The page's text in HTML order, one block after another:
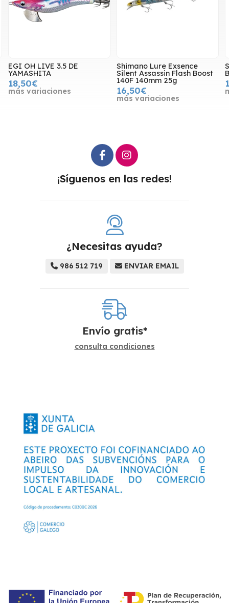
EGI OH LIVE 3.5 DE
YAMASHITA
18,50€
más variaciones
Shimano Lure Exsence
Silent Assassin Flash Boost
140F 140mm 25g
16,50€
más variaciones
¡Síguenos en las redes!
¿Necesitas ayuda?
986 512 719 ENVIAR EMAIL
Envío gratis*
consulta condiciones